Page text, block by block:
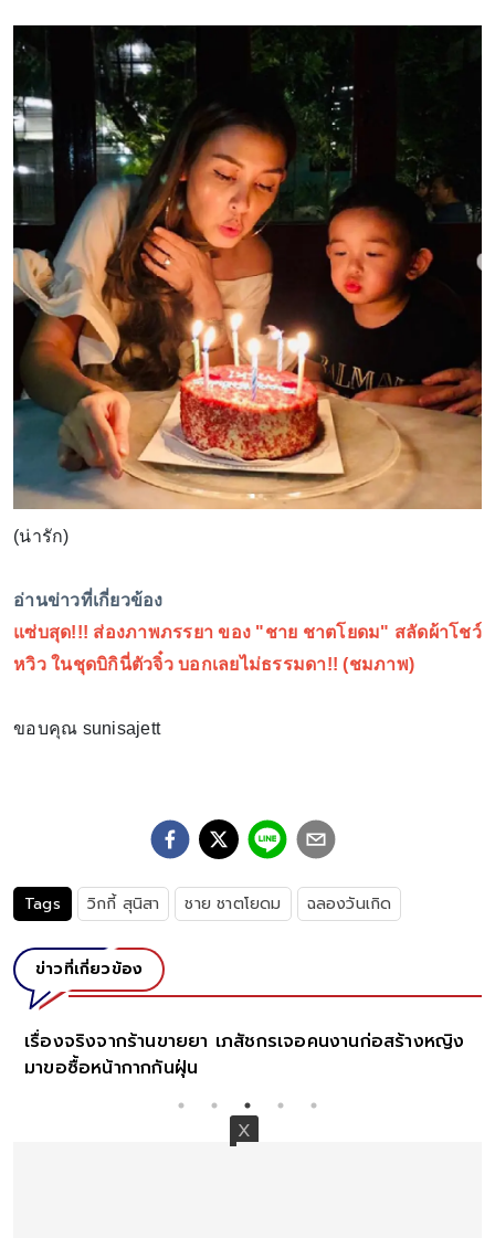
(น่ารัก)
อ่านข่าวที่เกี่ยวข้อง
แซ่บสุด!!! ส่องภาพภรรยา ของ "ชาย ชาตโยดม" สลัดผ้าโชว์
หวิว ในชุดบิกินี่ตัวจิ๋ว บอกเลยไม่ธรรมดา!! (ชมภาพ)
ขอบคุณ sunisajett
Tags วิกกี้ สุนิสา ชาย ชาตโยดม ฉลองวันเกิด
ข่าวที่เกี่ยวข้อง
เรื่องจริงจากร้านขายยา เภสัชกรเจอคนงานก่อสร้างหญิง
มาขอซื้อหน้ากากกันฝุ่น